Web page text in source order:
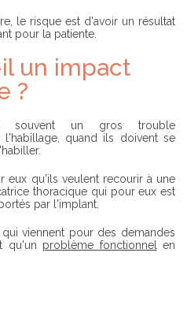
le risque est d'avoir un résultat
pour la patiente.
un impact
?
souvent un gros trouble
quand ils doivent se
eux qu'ils veulent recourir à une
thoracique qui pour eux est
par l'implant.
viennent pour des demandes
qu'un problème fonctionnel
en